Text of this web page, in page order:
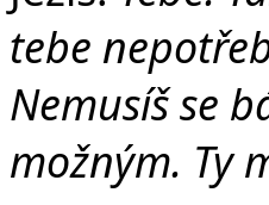
tebe
Nemusíš se
možným. Ty